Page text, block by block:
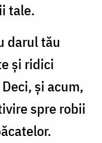
tale.
darul tău
şi ridici
şi acum,
spre robii